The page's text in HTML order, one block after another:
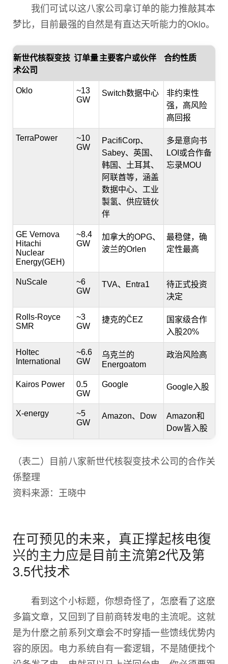
我们可试以这八家公司拿订单的能力推敲其本
梦比，目前最强的自然是有直达天听能力的Oklo。
新世代核裂变技
术公司
订单量主要客户或伙伴 合约性质
Oklo
~13
GW
Switch数据中心
非约束性
强，高风险
高回报
TerraPower
~10
GW
PacifiCorp、
Sabey、英国、
韩国、土耳其、
阿联酋等，涵盖
数据中心、工业
製氢、供应链伙
伴
多是意向书
LOI或合作备
忘录MOU
GE Vernova
Hitachi
Nuclear
Energy(GEH)
~8.4
GW
加拿大的OPG、
波兰的Orlen
最稳健，确
定性最高
NuScale
~6
GW
TVA、Entra1
待正式投资
决定
Rolls-Royce
SMR
~3
GW
捷克的ČEZ
国家级合作
入股20%
Holtec
International
~6.6
GW
乌克兰的
Energoatom
政治风险高
Kairos Power
0.5
GW
Google Google入股
X-energy
~5
GW
Amazon、Dow
Amazon和
Dow皆入股
（表二）目前八家新世代核裂变技术公司的合作关
係整理
资料来源：王晓中
在可预见的未来，真正撑起核电復
兴的主力应是目前主流第2代及第
3.5代技术
看到这个小标题，你想奇怪了，怎麽看了这麽
多篇文章，又回到了目前商转发电的主流呢。这就
是为什麽之前系列文章会不时穿插一些馈线优势内
容的原因。电力系统自有一套逻辑，不是随便找个